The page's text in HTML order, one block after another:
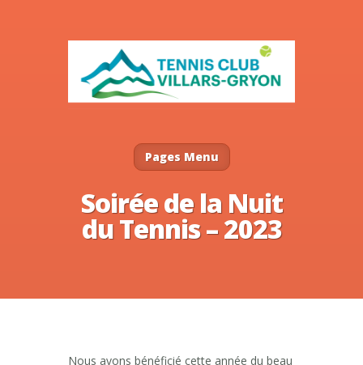
Pages Menu
Soirée de la Nuit
du Tennis – 2023
Nous avons bénéficié cette année du beau